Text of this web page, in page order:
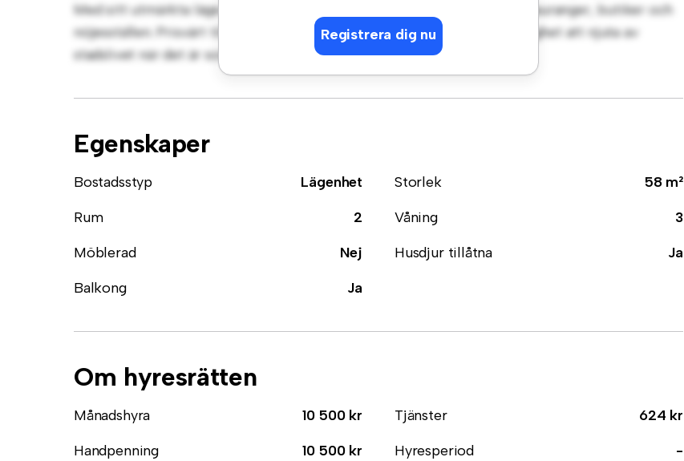
Registrera dig nu
Med sitt utmärkta läge ligger du bara några steg från stadens bästa restauranger, butiker och
nöjesställen. Prisvärt till 10 500 kr är denna lägenhet en fantastisk möjlighet att njuta av
stadslivet när det är som bäst. Missa inte det – boka en visning idag!
Egenskaper
Bostadsstyp Lägenhet Storlek
58 m²
Rum
2 Våning
3
Möblerad
Nej Husdjur tillåtna
Ja
Balkong
Ja
Om hyresrätten
Månadshyra 10 500 kr Tjänster
624 kr
Handpenning
10 500 kr Hyresperiod
-